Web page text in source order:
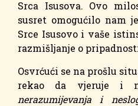
Srca Isusova. Ovo
susret omogućilo nam
Srce Isusovo i vaše
razmišljanje o
Osvrćući se na prošlu
rekao da vjeruje i
nerazumijevanja i